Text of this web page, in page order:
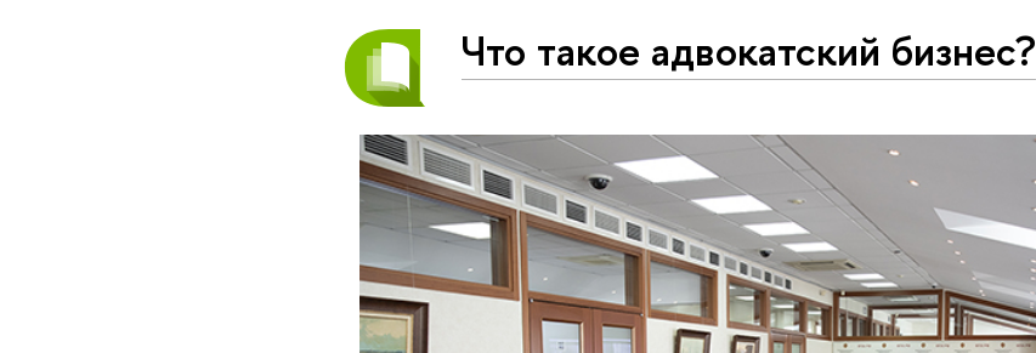
Что такое адвокатский бизнес?